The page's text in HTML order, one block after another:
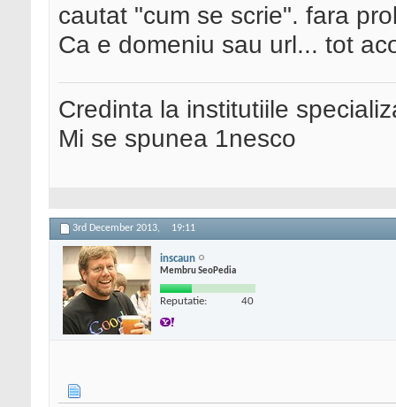
cautat "cum se scrie". fara
Ca e domeniu sau url... tot
Credinta la institutiile
Mi se spunea 1nesco
3rd December 2013, 19:11
inscaun
Membru SeoPedia
Reputatie: 40